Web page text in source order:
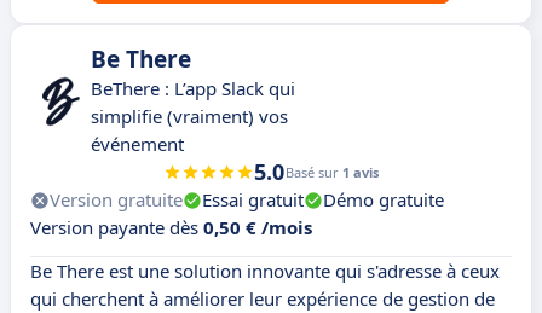
Be There
BeThere : L’app Slack qui
simplifie (vraiment) vos
événement
5.0Basé sur 1 avis
Version gratuite Essai gratuit
Démo gratuite
Version payante dès 0,50 € /mois
Be There est une solution innovante qui s'adresse à ceux
qui cherchent à améliorer leur expérience de gestion de